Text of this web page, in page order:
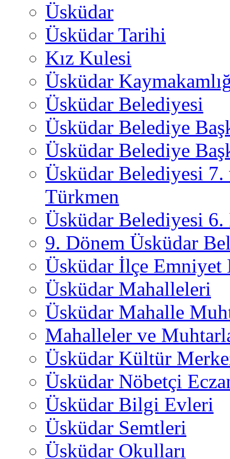
Üsküdar
Üsküdar Tarihi
Kız Kulesi
Üsküdar
Üsküdar Belediyesi
Üsküdar Belediye
Üsküdar Belediye
Üsküdar Belediyesi
Türkmen
Üsküdar Belediyesi 6.
9. Dönem Üsküdar
Üsküdar İlçe
Üsküdar Mahalleleri
Üsküdar Mahalle
Mahalleler ve
Üsküdar Kültür
Üsküdar Nöbetçi
Üsküdar Bilgi Evleri
Üsküdar Semtleri
Üsküdar Okulları